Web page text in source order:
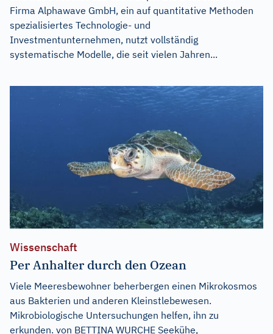
Firma Alphawave GmbH, ein auf quantitative Methoden
spezialisiertes Technologie- und
Investmentunternehmen, nutzt vollständig
systematische Modelle, die seit vielen Jahren...
Wissenschaft
Per Anhalter durch den Ozean
Viele Meeresbewohner beherbergen einen Mikrokosmos
aus Bakterien und anderen Kleinstlebewesen.
Mikrobiologische Untersuchungen helfen, ihn zu
erkunden. von BETTINA WURCHE Seekühe,